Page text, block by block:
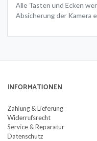
Alle Tasten und Ecken
Absicherung der Kamera
INFORMATIONEN
Zahlung & Lieferung
Widerrufsrecht
Service & Reparatur
Datenschutz